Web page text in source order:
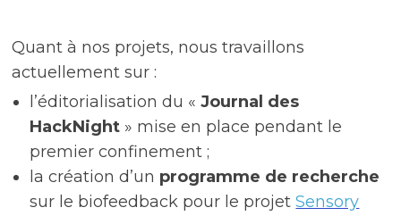
Quant à nos projets, nous travaillons
actuellement sur :
l’éditorialisation du «Journal des
HackNight » mise en place pendant le
premier confinement ;
la création d’un programme de recherche
sur le biofeedback pour le projetSensory